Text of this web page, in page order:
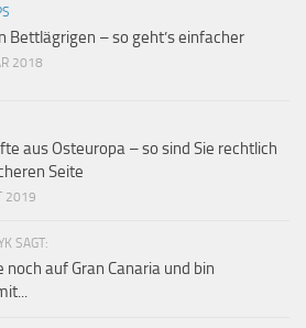
Bettlägrigen – so geht’s einfacher
2018
aus Osteuropa – so sind Sie rechtlich
Seite
2019
SAGT:
noch auf Gran Canaria und bin